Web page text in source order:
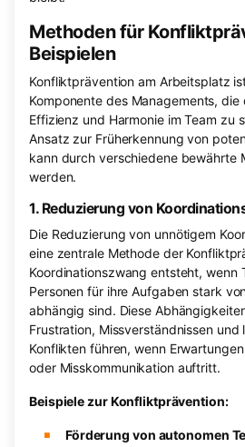
Methoden für
Beispielen
Konfliktprävention am Arbeitsplatz
Komponente des Managements,
Effizienz und Harmonie im Team zu
Ansatz zur Früherkennung von
kann durch verschiedene bewährte
werden.
1. Reduzierung von
Die Reduzierung von unnötigem
eine zentrale Methode der
Koordinationszwang entsteht, wenn
Personen für ihre Aufgaben stark
abhängig sind. Diese
Frustration, Missverständnissen
Konflikten führen, wenn
oder Misskommunikation auftritt.
Beispiele zur Konfliktprävention:
Förderung von autonomen